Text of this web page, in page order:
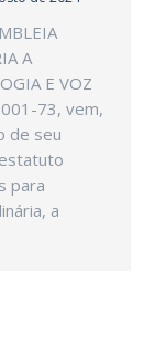
A
E VOZ
73, vem,
de seu
para
a